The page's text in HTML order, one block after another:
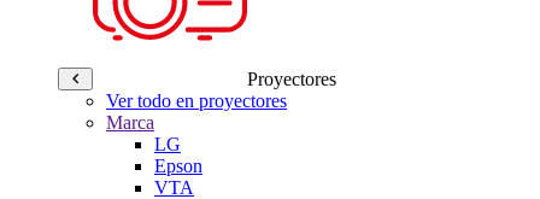
Proyectores
Ver todo en proyectores
Marca
LG
Epson
VTA